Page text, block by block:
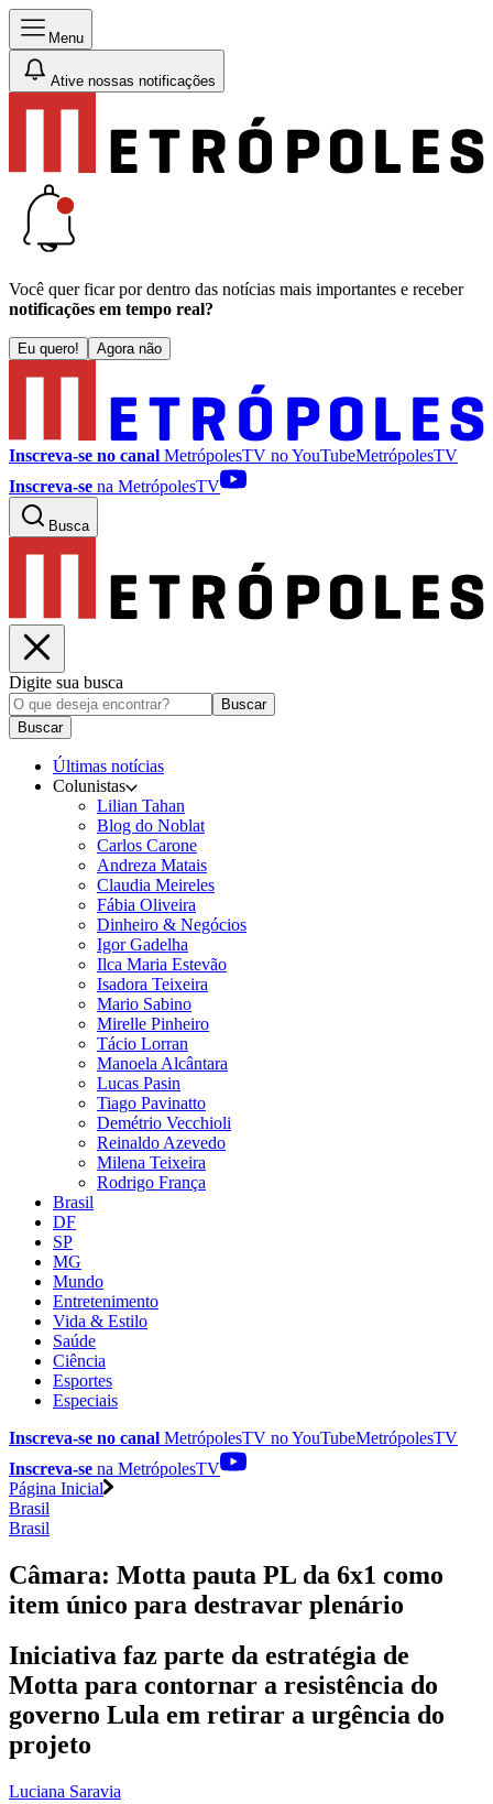
Menu
Ative nossas notificações
Você quer ficar por dentro das notícias mais importantes e receber
notificações em tempo real?
Eu quero! Agora não
Inscreva-se no canal MetrópolesTV noYouTubeMetrópolesTV
Inscreva-se na MetrópolesTV
Busca
Digite sua busca
Buscar
Buscar
Últimas notícias
Colunistas
Lilian Tahan
Blog do Noblat
Carlos Carone
Andreza Matais
Claudia Meireles
Fábia Oliveira
Dinheiro & Negócios
Igor Gadelha
Ilca Maria Estevão
Isadora Teixeira
Mario Sabino
Mirelle Pinheiro
Tácio Lorran
Manoela Alcântara
Lucas Pasin
Tiago Pavinatto
Demétrio Vecchioli
Reinaldo Azevedo
Milena Teixeira
Rodrigo França
Brasil
DF
SP
MG
Mundo
Entretenimento
Vida & Estilo
Saúde
Ciência
Esportes
Especiais
Inscreva-se no canal MetrópolesTV noYouTubeMetrópolesTV
Inscreva-se na MetrópolesTV
Página Inicial
Brasil
Brasil
Câmara: Motta pauta PL da 6x1 como
item único para destravar plenário
Iniciativa faz parte da estratégia de
Motta para contornar a resistência do
governo Lula em retirar a urgência do
projeto
Luciana Saravia